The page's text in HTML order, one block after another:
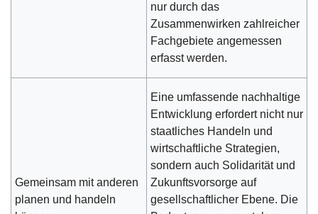
nur durch das
Zusammenwirken zahlreicher
Fachgebiete angemessen
erfasst werden.
Gemeinsam mit anderen
planen und handeln
Eine umfassende nachhaltige
Entwicklung erfordert nicht nur
staatliches Handeln und
wirtschaftliche Strategien,
sondern auch Solidarität und
Zukunftsvorsorge auf
gesellschaftlicher Ebene. Die